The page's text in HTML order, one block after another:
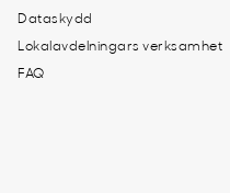
Dataskydd
Lokalavdelningars verksamhet
FAQ